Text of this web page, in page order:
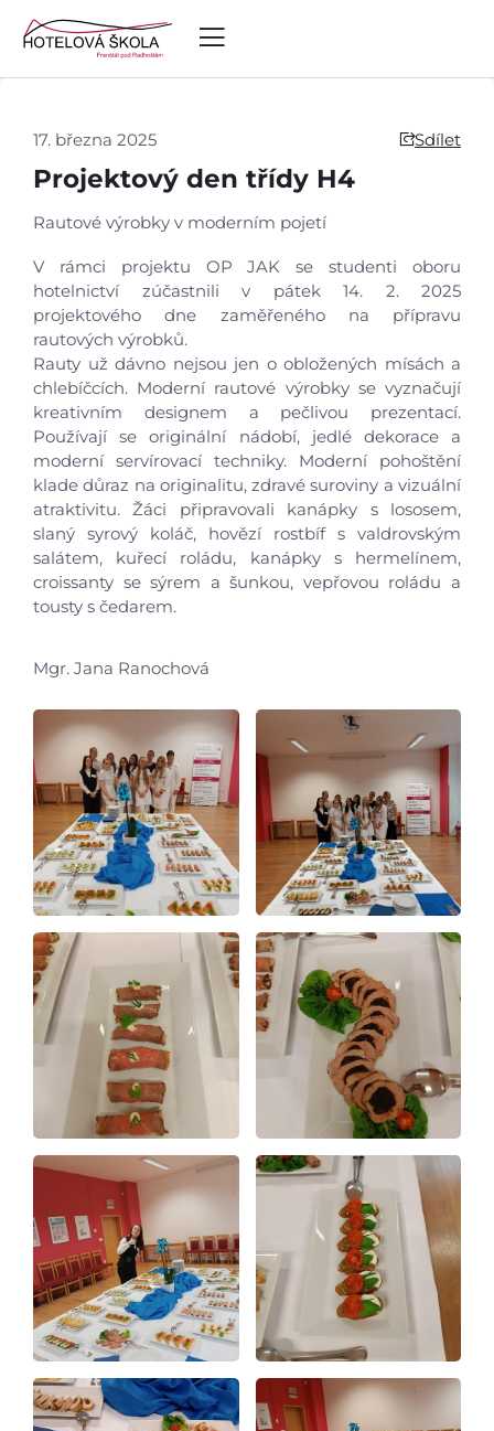
Úvod
Škola
Studium
Projekty
Foto
Video a audio
Virtuální prohlídka
Kontakty
17. března 2025 Sdílet
Projektový den třídy H4
Rautové výrobky v moderním pojetí
V rámci projektu OP JAK se studenti oboru
hotelnictví zúčastnili v pátek 14. 2. 2025
projektového dne zaměřeného na přípravu
rautových výrobků.
Rauty už dávno nejsou jen o obložených mísách a
chlebíčcích. Moderní rautové výrobky se vyznačují
kreativním designem a pečlivou prezentací.
Používají se originální nádobí, jedlé dekorace a
moderní servírovací techniky. Moderní pohoštění
klade důraz na originalitu, zdravé suroviny a vizuální
atraktivitu. Žáci připravovali kanápky s lososem,
slaný syrový koláč, hovězí rostbíf s valdrovským
salátem, kuřecí roládu, kanápky s hermelínem,
croissanty se sýrem a šunkou, vepřovou roládu a
tousty s čedarem.
Mgr. Jana Ranochová